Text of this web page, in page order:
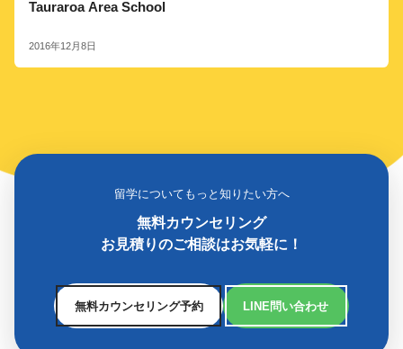
Tauraroa Area School
2016年12月8日
留学についてもっと知りたい方へ
無料カウンセリング
お見積りのご相談はお気軽に！
無料カウンセリング予約 LINE問い合わせ